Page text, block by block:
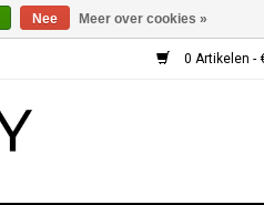
0 Artikelen -
Nee Meer over cookies »